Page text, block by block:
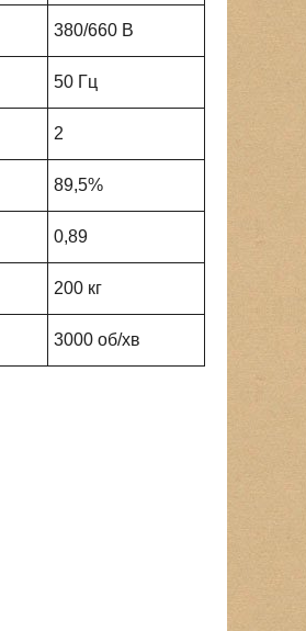
380/660 В
50 Гц
2
89,5%
0,89
200 кг
3000 об/хв